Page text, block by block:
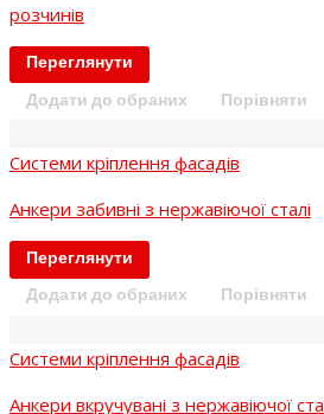
розчинів
Переглянути
Додати до обраних
Порівняти
Системи кріплення фасадів
Анкери забивні з нержавіючої сталі
Переглянути
Додати до обраних
Порівняти
Системи кріплення фасадів
Анкери вкручувані з нержавіючої